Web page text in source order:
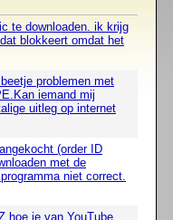
te downloaden. ik krijg
blokkeert omdat het
problemen met
iemand mij
uitleg op internet
(order ID
met de
niet correct.
hoe je van YouTube